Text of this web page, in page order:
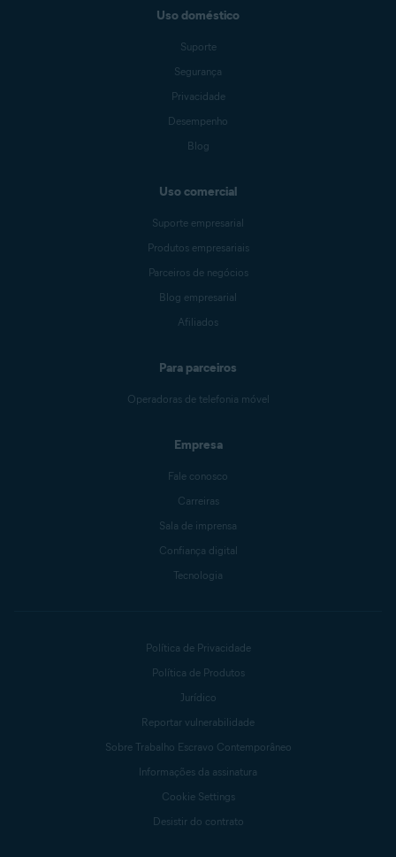
Uso doméstico
Suporte
Segurança
Privacidade
Desempenho
Blog
Uso comercial
Suporte empresarial
Produtos empresariais
Parceiros de negócios
Blog empresarial
Afiliados
Para parceiros
Operadoras de telefonia móvel
Empresa
Fale conosco
Carreiras
Sala de imprensa
Confiança digital
Tecnologia
Política de Privacidade
Política de Produtos
Jurídico
Reportar vulnerabilidade
Sobre Trabalho Escravo Contemporâneo
Informações da assinatura
Cookie Settings
Desistir do contrato